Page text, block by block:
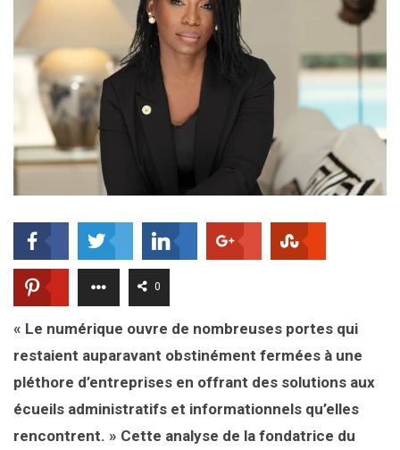
0
« Le numérique ouvre de nombreuses portes qui
restaient auparavant obstinément fermées à une
pléthore d’entreprises en offrant des solutions aux
écueils administratifs et informationnels qu’elles
rencontrent. » Cette analyse de la fondatrice du